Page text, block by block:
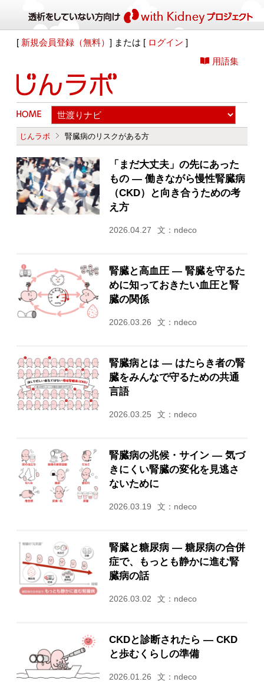
[ 新規会員登録（無料）] または [ ログイン ]
用語集
じんラボ 腎臓病のリスクがある方
「まだ大丈夫」の先にあった
もの ― 働きながら慢性腎臓病
（CKD）と向き合うための考
え方
2026.04.27 文：ndeco
腎臓と高血圧 ― 腎臓を守るた
めに知っておきたい血圧と腎
臓の関係
2026.03.26 文：ndeco
腎臓病とは ― はたらき者の腎
臓をみんなで守るための共通
言語
2026.03.25 文：ndeco
腎臓病の兆候・サイン ― 気づ
きにくい腎臓の変化を見逃さ
ないために
2026.03.19 文：ndeco
腎臓と糖尿病 ― 糖尿病の合併
症で、もっとも静かに進む腎
臓病の話
2026.03.02 文：ndeco
CKDと診断されたら ― CKD
と歩むくらしの準備
2026.01.26 文：ndeco